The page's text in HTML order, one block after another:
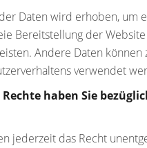
Daten wird erhoben, um
Bereitstellung der Website
Andere Daten können
verwendet
Rechte haben Sie
jederzeit das Recht